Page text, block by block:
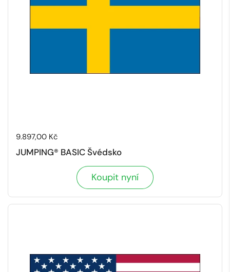
Cena:
9.897,00 Kč
JUMPING® BASIC Švédsko
Koupit nyní